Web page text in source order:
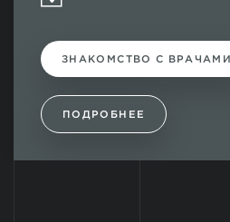
ЗНАКОМСТВО С ВРАЧАМИ
ПОДРОБНЕЕ